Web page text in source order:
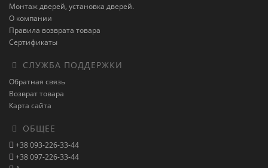
Монтаж дверей, установка дверей.
О компании
Правила возврата товара
Сертификаты
СЛУЖБА ПОДДЕРЖКИ
Обратная связь
Возврат товара
Карта сайта
ОБЩЕЕ
+38 093-226-33-44
+38 097-226-33-44